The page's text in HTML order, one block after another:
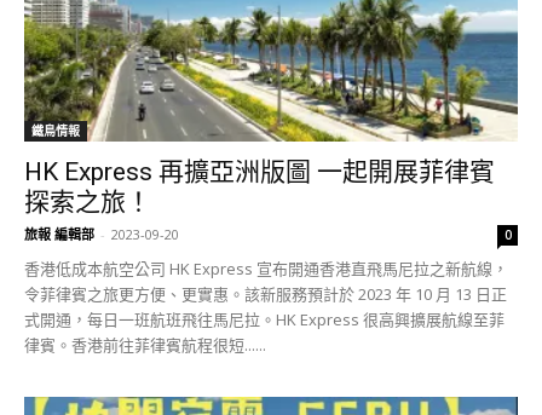
鐵鳥情報
HK Express 再擴亞洲版圖 一起開展菲律賓
探索之旅！
旅報 編輯部 - 2023-09-20 0
香港低成本航空公司 HK Express 宣布開通香港直飛馬尼拉之新航線，
令菲律賓之旅更方便、更實惠。該新服務預計於 2023 年 10 月 13 日正
式開通，每日一班航班飛往馬尼拉。HK Express 很高興擴展航線至菲
律賓。香港前往菲律賓航程很短......